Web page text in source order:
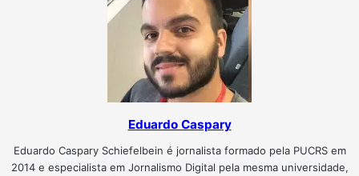
Eduardo Caspary
Eduardo Caspary Schiefelbein é jornalista formado pela PUCRS em
2014 e especialista em Jornalismo Digital pela mesma universidade,